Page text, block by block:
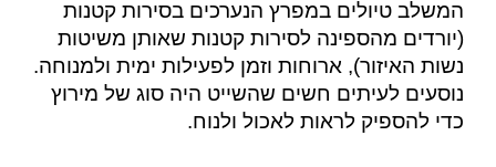
המשלב טיולים במפרץ הנערכים בסירות קטנות
(יורדים מהספינה לסירות קטנות שאותן משיטות
נשות האיזור), ארוחות וזמן לפעילות ימית ולמנוחה.
נוסעים לעיתים חשים שהשייט היה סוג של מירוץ
כדי להספיק לראות לאכול ולנוח.